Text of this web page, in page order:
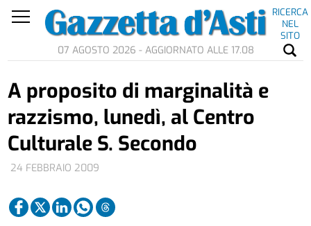
RICERCA
NEL
SITO
07 AGOSTO 2026 - AGGIORNATO ALLE 17.08
24 FEBBRAIO 2009
A proposito di marginalità e
razzismo, lunedì, al Centro
Culturale S. Secondo